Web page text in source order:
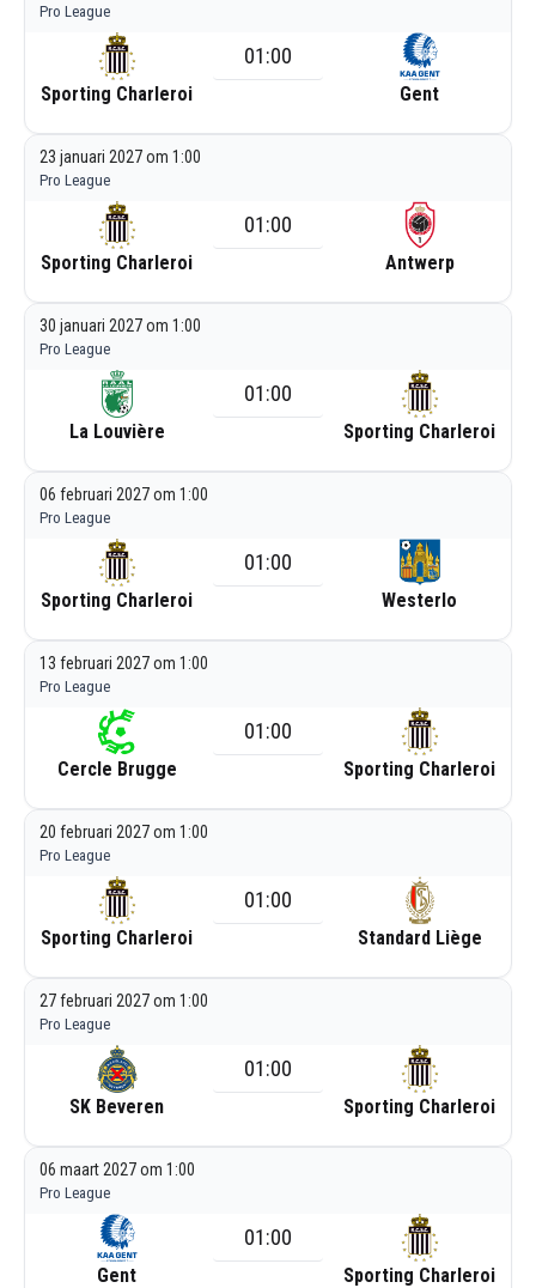
Pro League
Sporting Charleroi
01:00
Gent
23 januari 2027 om 1:00
Pro League
Sporting Charleroi
01:00
Antwerp
30 januari 2027 om 1:00
Pro League
La Louvière
01:00
Sporting Charleroi
06 februari 2027 om 1:00
Pro League
Sporting Charleroi
01:00
Westerlo
13 februari 2027 om 1:00
Pro League
Cercle Brugge
01:00
Sporting Charleroi
20 februari 2027 om 1:00
Pro League
Sporting Charleroi
01:00
Standard Liège
27 februari 2027 om 1:00
Pro League
SK Beveren
01:00
Sporting Charleroi
06 maart 2027 om 1:00
Pro League
Gent
01:00
Sporting Charleroi